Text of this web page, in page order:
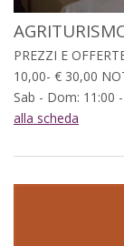
PREZZI E
10,00- € 30,00
Sab - Dom: 11:00
alla scheda